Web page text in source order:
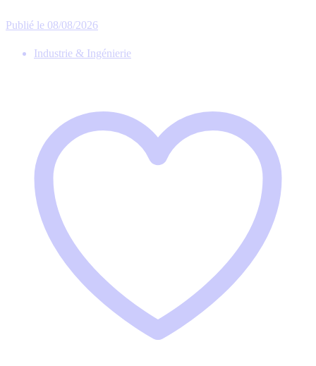
Publié le 08/08/2026
Industrie & Ingénierie